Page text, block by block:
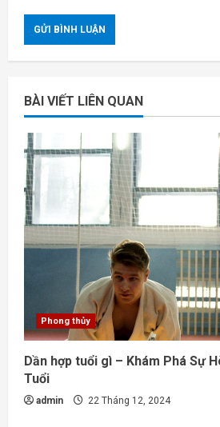
BÀI VIẾT LIÊN QUAN
Phong thủy
Dần hợp tuổi gì – Khám Phá Sự
Tuổi
admin 22 Tháng 12, 2024